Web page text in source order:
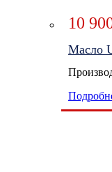
10
Масло